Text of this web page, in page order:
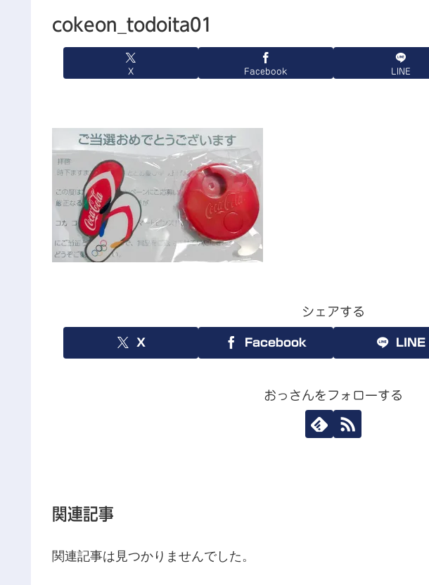
cokeon_todoita01
X Facebook LINE
シェアする
X Facebook LINE
おっさんをフォローする
関連記事
関連記事は見つかりませんでした。